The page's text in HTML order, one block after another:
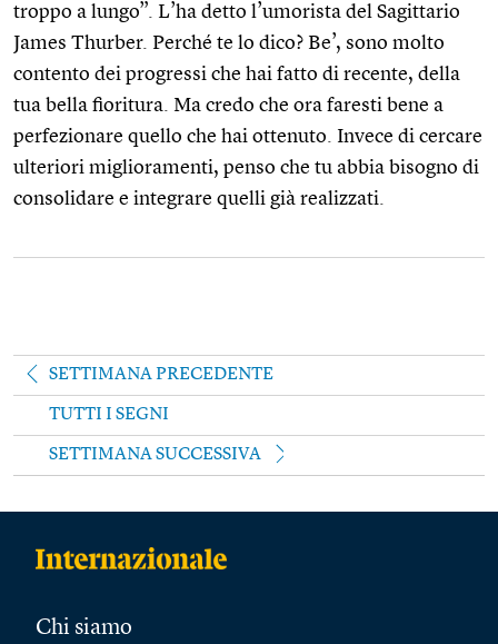
troppo a lungo”. L’ha detto l’umorista del Sagittario
James Thurber. Perché te lo dico? Be’, sono molto
contento dei progressi che hai fatto di recente, della
tua bella fioritura. Ma credo che ora faresti bene a
perfezionare quello che hai ottenuto. Invece di cercare
ulteriori miglioramenti, penso che tu abbia bisogno di
consolidare e integrare quelli già realizzati.
SETTIMANA PRECEDENTE
TUTTI I SEGNI
SETTIMANA SUCCESSIVA
Chi siamo